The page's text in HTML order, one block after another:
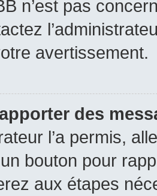
n’est pas
avertissement.
des
l’a permis,
bouton pour
aux étapes